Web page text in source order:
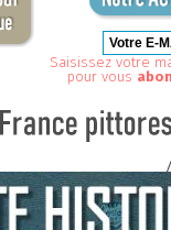
Saisissez votre
pour vous